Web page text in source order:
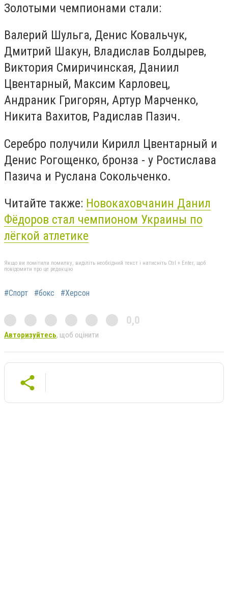
Золотыми чемпионами стали:
Валерий Шульга, Денис Ковальчук,
Дмитрий Шакун, Владислав Болдырев,
Виктория Смиричинская, Даниил
Цвентарный, Максим Карловец,
Андраник Григорян, Артур Марченко,
Никита Вахитов, Радислав Пазич.
Серебро получили Кирилл Цвентарный и
Денис Рогощенко, бронза - у Ростислава
Пазича и Руслана Сокольченко.
Читайте также: Новокаховчанин Данил
Фёдоров стал чемпионом Украины по
лёгкой атлетике
Якщо ви помітили помилку, виділіть необхідний текст і натисніть Ctrl + Enter, щоб
повідомити про це редакцію
#Спорт #бокс #Херсон
0,0
Авторизуйтесь, щоб оцінити